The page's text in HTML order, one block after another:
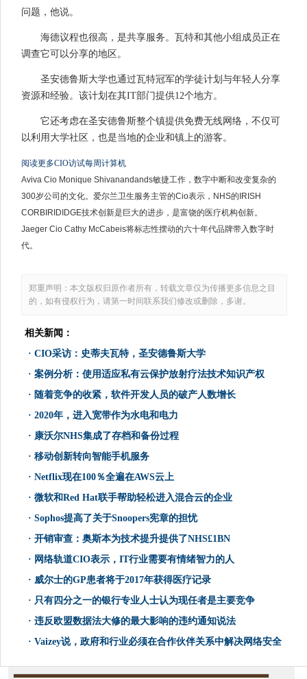
问题，他说。
海德议程也很高，是共享服务。瓦特和其他小组成员正在
调查它可以分享的地区。
圣安德鲁斯大学也通过瓦特冠军的学徒计划与年轻人分享
资源和经验。该计划在其IT部门提供12个地方。
它还考虑在圣安德鲁斯整个镇提供免费无线网络，不仅可
以利用大学社区，也是当地的企业和镇上的游客。
阅读更多CIO访试每周计算机
Aviva Cio Monique Shivanandands敏捷工作，数字中断和改变复杂的
300岁公司的文化。爱尔兰卫生服务主管的Cio表示，NHS的IRISH
CORBIRIDIDGE技术创新是巨大的进步，是富饶的医疗机构创新。
Jaeger Cio Cathy McCabeis将标志性摆动的六十年代品牌带入数字时
代。
郑重声明：本文版权归原作者所有，转载文章仅为传播更多信息之目
的，如有侵权行为，请第一时间联系我们修改或删除，多谢。
相关新闻：
· CIO采访：史蒂夫瓦特，圣安德鲁斯大学
· 案例分析：使用适应私有云保护放射疗法技术知识产权
· 随着竞争的收紧，软件开发人员的破产人数增长
· 2020年，进入宽带作为水电和电力
· 康沃尔NHS集成了存档和备份过程
· 移动创新转向智能手机服务
· Netflix现在100％全遍在AWS云上
· 微软和Red Hat联手帮助轻松进入混合云的企业
· Sophos提高了关于Snoopers宪章的担忧
· 开销审查：奥斯本为技术提升提供了NHS£1BN
· 网络轨道CIO表示，IT行业需要有情绪智力的人
· 威尔士的GP患者将于2017年获得医疗记录
· 只有四分之一的银行专业人士认为现任者是主要竞争
· 违反欧盟数据法大修的最大影响的违约通知说法
· Vaizey说，政府和行业必须在合作伙伴关系中解决网络安全